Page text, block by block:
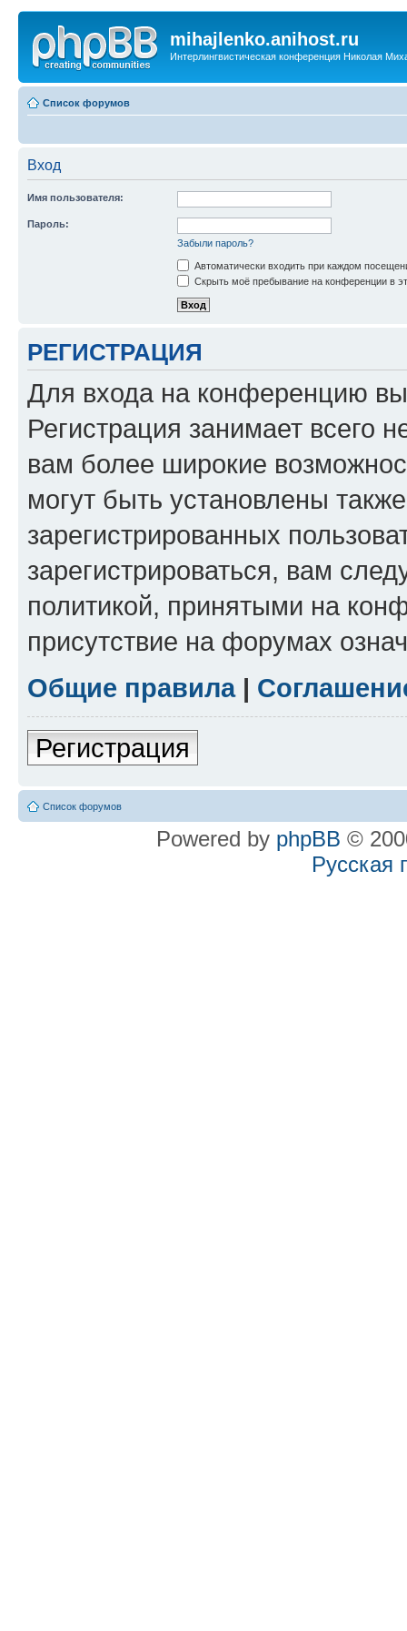
mihajlenko.anihost.ru
Интерлингвистическая конференция Николая
Список форумов
Вход
Имя пользователя:
Пароль:
Забыли пароль?
Автоматически входить при каждом
Скрыть моё пребывание на конференции в
РЕГИСТРАЦИЯ
Для входа на конференцию
Регистрация занимает всего
вам более широкие
могут быть установлены
зарегистрированных
зарегистрироваться, вам
политикой, принятыми на
присутствие на форумах
Общие правила|
Регистрация
Список форумов
Powered by phpBB ©
Русская